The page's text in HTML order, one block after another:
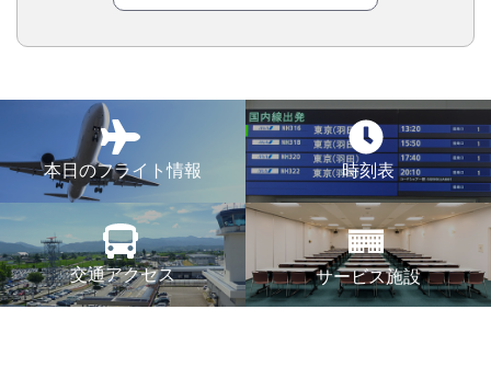
本日のフライト情報 時刻表
交通アクセス サービス施設